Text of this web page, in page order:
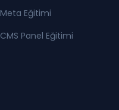
Meta Eğitimi
CMS Panel Eğitimi